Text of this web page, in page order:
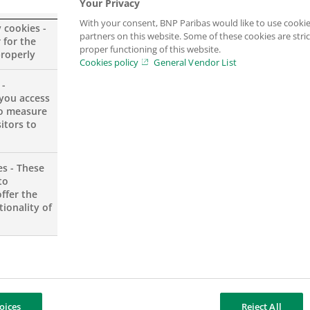
paese, le famiglie, i consumi, il mercato
e sul mondo dal network globale della
delle famiglie non era riuscita a fare da
consumi privati tra il III trimestre 2013 (inizio
mentre al di sotto si sono collocate la Francia
di una riduzione dei redditi conseguenti il
rendendone quanto mai incerta l’evoluzione.
cookies -
for the
access
measure
to
- These
the
of
Your Privacy
With your consent, BNP Paribas would like to use
partners on this website. Some of these cookies are
proper functioning of this website.
Cookies policy
General Vendor List
Reject All